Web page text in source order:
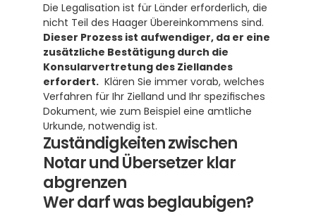
Die Legalisation ist für Länder erforderlich, die
Dieser Prozess ist aufwendiger, da er eine
zusätzliche Bestätigung durch die
Konsularvertretung des Ziellandes
erfordert.
  Klären Sie immer vorab, welches
Verfahren für Ihr Zielland und Ihr spezifisches
Dokument, wie zum Beispiel eine amtliche
Urkunde, notwendig ist.
Zuständigkeiten zwischen
Notar und Übersetzer klar
abgrenzen
Wer darf was beglaubigen?